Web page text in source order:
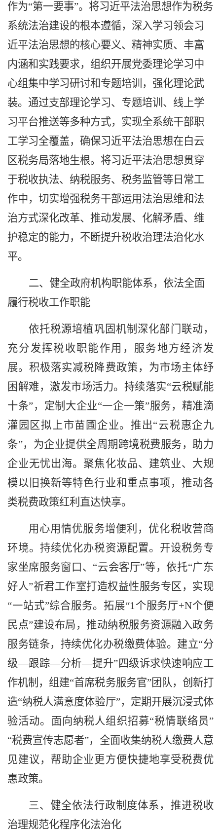
作为“第一要事”。将习近平法治思想作为税务
系统法治建设的根本遵循，深入学习领会习
近平法治思想的核心要义、精神实质、丰富
内涵和实践要求，组织开展党委理论学习中
心组集中学习研讨和专题培训，强化理论武
装。通过支部理论学习、专题培训、线上学
习平台推送等多种方式，实现全系统干部职
工学习全覆盖，确保习近平法治思想在白云
区税务局落地生根。将习近平法治思想贯穿
于税收执法、纳税服务、税务监管等日常工
作中，切实增强税务干部运用法治思维和法
治方式深化改革、推动发展、化解矛盾、维
护稳定的能力，不断提升税收治理法治化水
平。
二、健全政府机构职能体系，依法全面
履行税收工作职能
依托税源培植巩固机制深化部门联动，
充分发挥税收职能作用，服务地方经济发
展。积极落实减税降费政策，为市场主体纾
困解难，激发市场活力。持续落实“云税赋能
十条”，定制大企业“一企一策”服务，精准滴
灌园区拟上市苗圃企业。推出“云税惠企九
条”，为企业提供全周期跨境税费服务，助力
企业无忧出海。聚焦化妆品、建筑业、大规
模以旧换新等特色行业和重点事项，推动各
类税费政策红利直达快享。
用心用情优服务增便利，优化税收营商
环境。持续优化办税资源配置。开设税务专
家坐席服务窗口、 “云会客厅”等，依托“广东
好人”祈君工作室打造权益性服务专区，实现
“一站式”综合服务。拓展“1个服务厅+N个便
民点”建设布局，推动纳税服务资源融入政务
服务链条，持续优化办税缴费体验。建立“分
级—跟踪—分析—提升”四级诉求快速响应工
作机制，组建“首席税务服务官”团队，创新打
造“纳税人满意度体验厅”，定期开展沉浸式体
验活动。面向纳税人组织招募“税情联络员”
“税费宣传志愿者”，全面收集纳税人缴费人意
见建议，帮助企业更方便快捷地享受税费优
惠政策。
三、健全依法行政制度体系，推进税收
治理规范化程序化法治化